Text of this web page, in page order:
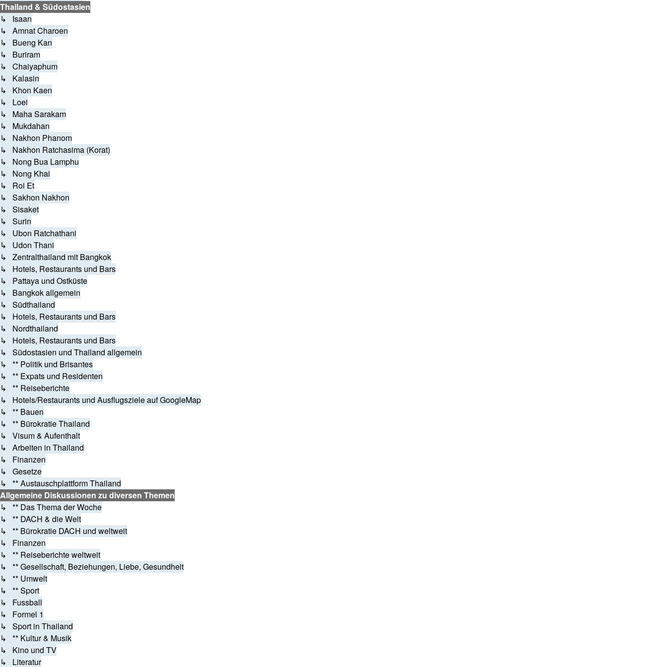
Thailand & Südostasien
↳ Isaan
↳ Amnat Charoen
↳ Bueng Kan
↳ Buriram
↳ Chaiyaphum
↳ Kalasin
↳ Khon Kaen
↳ Loei
↳ Maha Sarakam
↳ Mukdahan
↳ Nakhon Phanom
↳ Nakhon Ratchasima (Korat)
↳ Nong Bua Lamphu
↳ Nong Khai
↳ Roi Et
↳ Sakhon Nakhon
↳ Sisaket
↳ Surin
↳ Ubon Ratchathani
↳ Udon Thani
↳ Zentralthailand mit Bangkok
↳ Hotels, Restaurants und Bars
↳ Pattaya und Ostküste
↳ Bangkok allgemein
↳ Südthailand
↳ Hotels, Restaurants und Bars
↳ Nordthailand
↳ Hotels, Restaurants und Bars
↳ Südostasien und Thailand allgemein
↳ ** Politik und Brisantes
↳ ** Expats und Residenten
↳ ** Reiseberichte
↳ Hotels/Restaurants und Ausflugsziele auf GoogleMap
↳ ** Bauen
↳ ** Bürokratie Thailand
↳ Visum & Aufenthalt
↳ Arbeiten in Thailand
↳ Finanzen
↳ Gesetze
↳ ** Austauschplattform Thailand
Allgemeine Diskussionen zu diversen Themen
↳ ** Das Thema der Woche
↳ ** DACH & die Welt
↳ ** Bürokratie DACH und weltweit
↳ Finanzen
↳ ** Reiseberichte weltweit
↳ ** Gesellschaft, Beziehungen, Liebe, Gesundheit
↳ ** Umwelt
↳ ** Sport
↳ Fussball
↳ Formel 1
↳ Sport in Thailand
↳ ** Kultur & Musik
↳ Kino und TV
↳ Literatur